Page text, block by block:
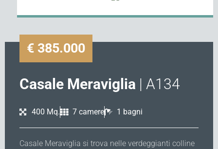
€ 385.000
Casale Meraviglia | A134
400 Mq. 7 camere 1 bagni
Casale Meraviglia si trova nelle verdeggianti colline